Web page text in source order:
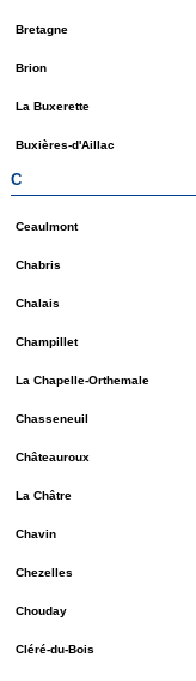
Bretagne
Brion
La Buxerette
Buxières-d'Aillac
C
Ceaulmont
Chabris
Chalais
Champillet
La Chapelle-Orthemale
Chasseneuil
Châteauroux
La Châtre
Chavin
Chezelles
Chouday
Cléré-du-Bois